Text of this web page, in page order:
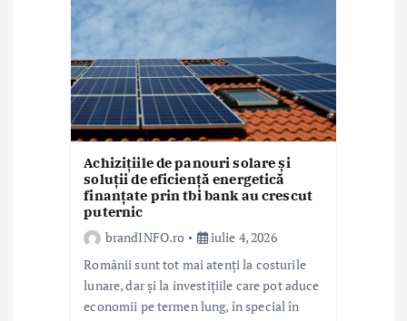
Achizițiile de panouri solare și
soluții de eficiență energetică
finanțate prin tbi bank au crescut
puternic
brandINFO.ro
iulie 4, 2026
Românii sunt tot mai atenți la costurile
lunare, dar și la investițiile care pot aduce
economii pe termen lung, în special în